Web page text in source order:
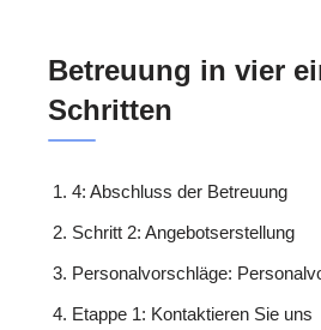
Betreuung in vier
Schritten
4: Abschluss der Betreuung
Schritt 2: Angebotserstellung
Personalvorschläge:
Etappe 1: Kontaktieren Sie uns